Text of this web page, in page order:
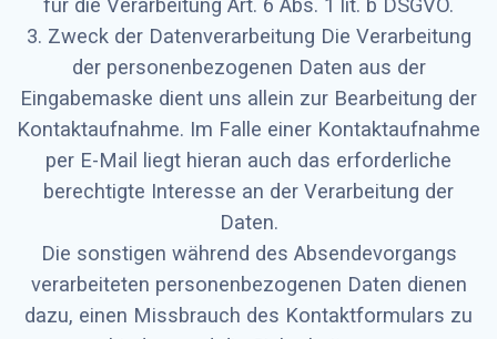
3. Zweck der Datenverarbeitung Die Verarbeitung
der personenbezogenen Daten aus der
Eingabemaske dient uns allein zur Bearbeitung der
Kontaktaufnahme. Im Falle einer Kontaktaufnahme
per E-Mail liegt hieran auch das erforderliche
berechtigte Interesse an der Verarbeitung der
Daten.
Die sonstigen während des Absendevorgangs
verarbeiteten personenbezogenen Daten dienen
dazu, einen Missbrauch des Kontaktformulars zu